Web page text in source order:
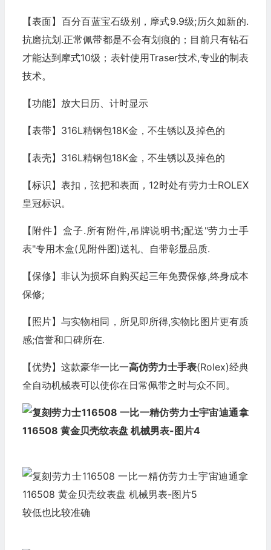
【表面】百分百蓝宝石级别，摩式9.9级;历久如新的.
抗磨抗划.正常佩带都是不会有划痕的；目前只有钻石
才能达到摩式10级；表针使用Traser技术,专业的制表
技术。
【功能】放大日历、计时显示
【表带】316L精钢包18K金，不生锈以及掉色的
【表壳】316L精钢包18K金，不生锈以及掉色的
【标识】表扣，弦把和表面，12时处有劳力士ROLEX
皇冠标识。
【附件】盒子.所有附件,吊牌说明书;配送"劳力士手
表"专用木盒(见附件图)送礼、自带彰显品质.
【保修】非认为损坏自购买起三年免费保修,终身成本
保修;
【照片】与实物相同，所见即所得,实物比图片更有质
感;信誉和口碑所在.
【优势】这款豪华一比一高仿劳力士手表(Rolex)经典
全自动机械表可以使你在日常佩带之时与众不同。
较低也比较准确